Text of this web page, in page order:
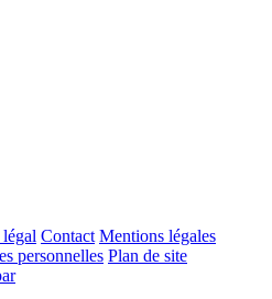
Contact Mentions légales
personnelles Plan de site